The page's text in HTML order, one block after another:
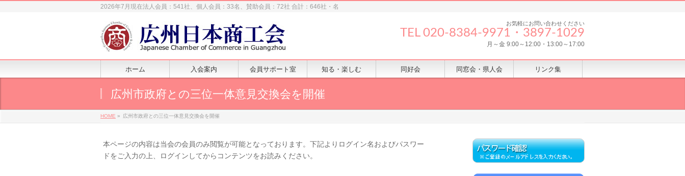
2026年7月現在法人会員：541社、個人会員：33名、賛助会員：72社 合計：646社・名
お気軽にお問い合わせください
TEL 020-8384‐9971・3897-1029
月～金 9:00～12:00・13:00～17:00
ホーム 入会案内 会員サポート室 知る・楽しむ 同好会 同窓会・県人会 リンク集
広州市政府との三位一体意見交換会を開催
HOME » 広州市政府との三位一体意見交換会を開催
本ページの内容は当会の会員のみ閲覧が可能となっております。下記よりログイン名およびパスワー
ドをご入力の上、ログインしてからコンテンツをお読みください。